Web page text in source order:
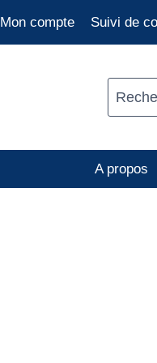
Mon compte Suivi de
A propos